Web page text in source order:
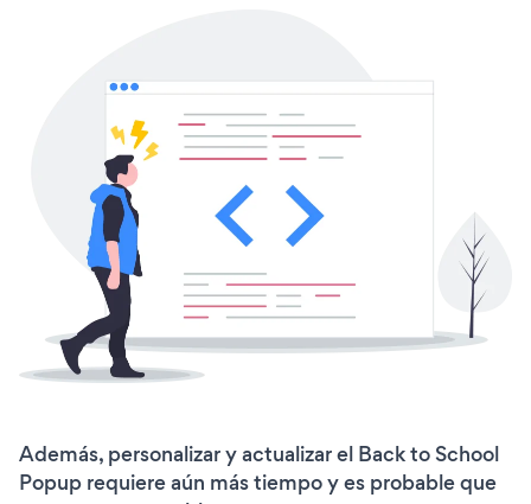
Además, personalizar y actualizar el Back to School
Popup requiere aún más tiempo y es probable que